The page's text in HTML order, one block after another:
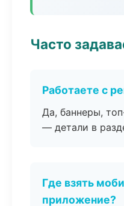
Часто
Работаете с
Да, баннеры,
— детали в
Где взять
приложение?